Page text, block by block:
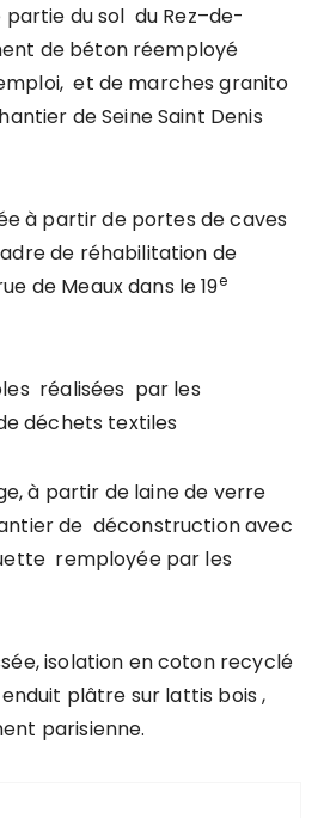
partie du sol du Rez–de-
de béton réemployé
et de marches granito
de Seine Saint Denis
à partir de portes de caves
de réhabilitation de
de Meaux dans le 19e
réalisées par les
déchets textiles
à partir de laine de verre
de déconstruction avec
remployée par les
isolation en coton recyclé
plâtre sur lattis bois ,
parisienne.